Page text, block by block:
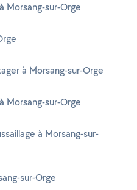
Morsang-sur-Orge
à Morsang-sur-Orge
Morsang-sur-Orge
à Morsang-sur-
sur-Orge